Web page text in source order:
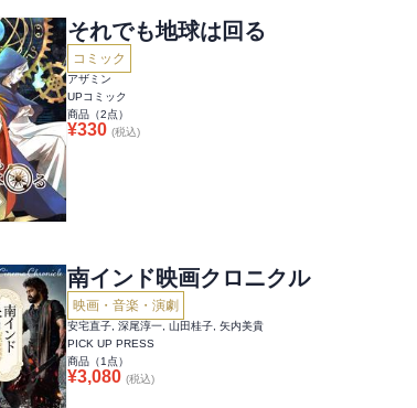
それでも地球は回る
コミック
アザミン
UPコミック
商品（2点）
¥330 (税込)
南インド映画クロニクル
映画・音楽・演劇
安宅直子, 深尾淳一, 山田桂子, 矢内美貴
PICK UP PRESS
商品（1 点）
¥3,080 (税込)